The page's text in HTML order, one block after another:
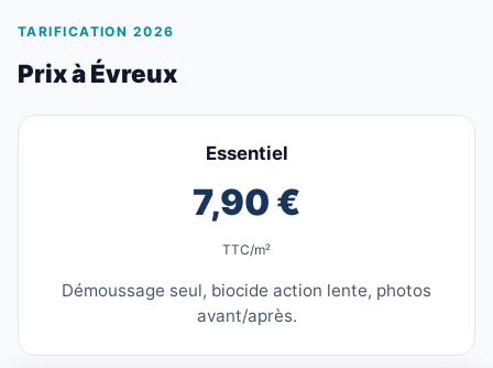
TARIFICATION 2026
Prix à Évreux
Essentiel
7,90 €
TTC/m²
Démoussage seul, biocide action lente, photos
avant/après.